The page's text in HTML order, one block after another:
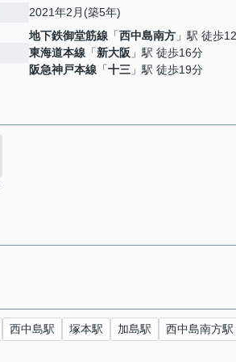
2021年2月(築5年)
地下鉄御堂筋線 「西中島南方 」駅 徒歩
東海道本線 「新大阪 」駅 徒歩16分
阪急神戸本線 「十三 」駅 徒歩19分
西中島駅 塚本駅 加島駅
西中島南方駅